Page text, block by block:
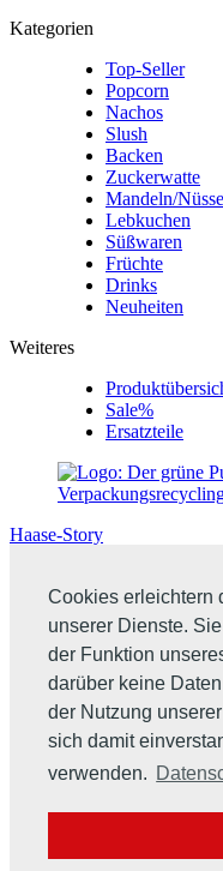
Cookies erleichtern
unserer Dienste.
der Funktion
darüber keine
der Nutzung
sich damit
verwenden.
Kategorien
Top-Seller
Popcorn
Nachos
Slush
Backen
Zuckerwatte
Mandeln/Nüsse
Lebkuchen
Süßwaren
Früchte
Drinks
Neuheiten
Weiteres
Sale%
Ersatzteile
Haase-Story